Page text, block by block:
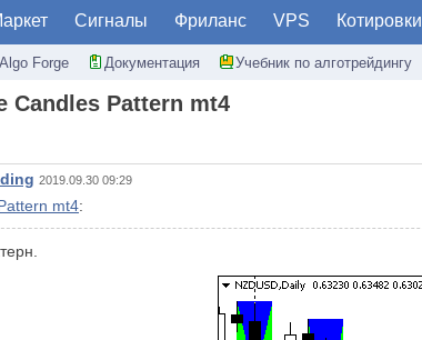
Сигналы Фриланс VPS Котировки
Algo Forge Документация Учебник по алготрейдингу
Candles Pattern mt4
2019.09.30 09:29
mt4: